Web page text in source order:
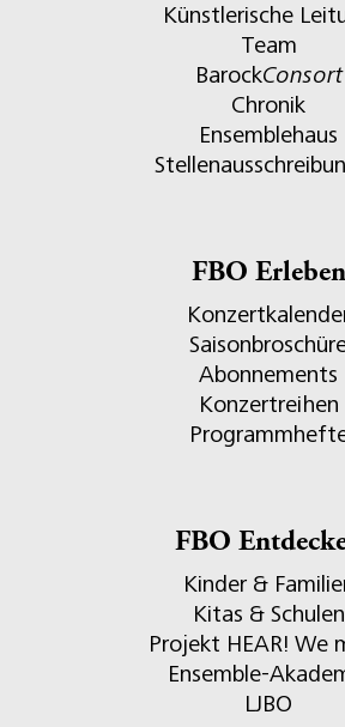
Künstlerische
Team
BarockConsort
Chronik
Ensemblehaus
FBO Erleben
Abonnements
Konzertreihen
FBO
Kinder &
Kitas & Schulen
Projekt HEAR! We
Ensemble-
LJBO